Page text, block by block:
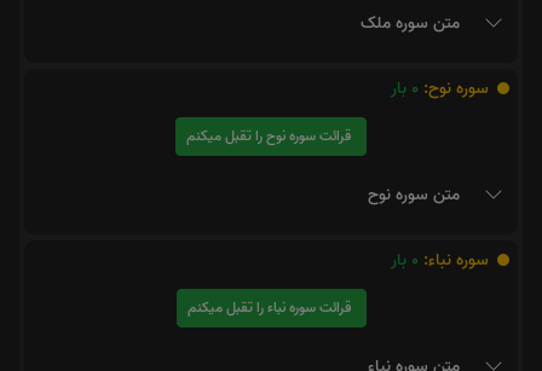
متن سوره ملک
سوره نوح: 0 بار
قرائت سوره نوح را تقبل میکنم
متن سوره نوح
سوره نباء: 0 بار
قرائت سوره نباء را تقبل میکنم